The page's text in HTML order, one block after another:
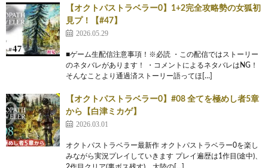
【オクトパストラベラー0】1+2完全攻略勢の女狐初
見プ！【#47】
2026.05.29
■ゲーム生配信注意事項！※必読 ・この配信ではストーリー
のネタバレがあります！ ・コメントによるネタバレはNG！
そんなことより通過済ストーリー語ってほ[…]
【オクトパストラベラー0】#08 全てを極めし者5章
から【白津ミカゲ】
2026.03.01
オクトパストラベラー最新作 オクトパストラベラー0を楽し
みながら実況プレイしていきます プレイ遍歴は1作目(途中)、